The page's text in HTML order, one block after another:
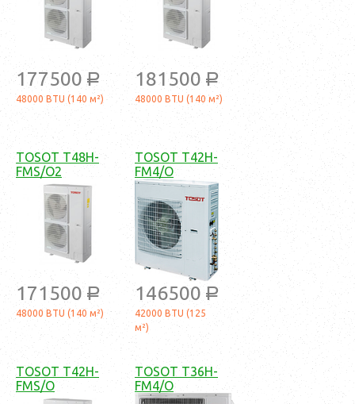
177500 a
48000 BTU (140 м²)
181500 a
48000 BTU (140 м²)
TOSOT T48H-
FMS/O2
171500 a
48000 BTU (140 м²)
TOSOT T42H-
FM4/O
146500 a
42000 BTU (125
м²)
TOSOT T42H-
FMS/O
TOSOT T36H-
FM4/O